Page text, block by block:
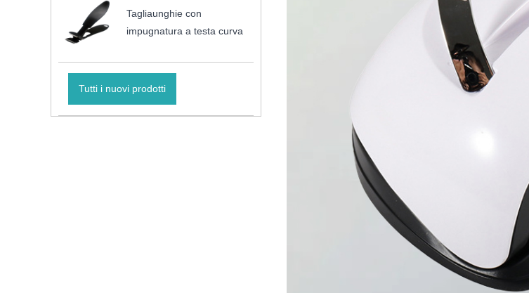
Tagliaunghie con
impugnatura a testa curva
Tutti i nuovi prodotti